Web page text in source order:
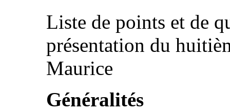
Liste de points et de
présentation du
Maurice
Généralités